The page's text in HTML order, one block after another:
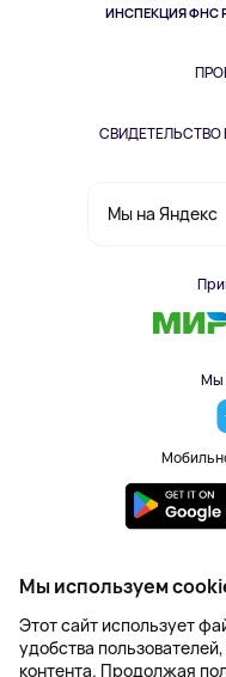
ИНСПЕКЦИЯ ФНС
СВИДЕТЕЛЬСТВО
Мы на Яндекс
Мы
Здоровье питомцев
Одежда и аксессуары
2023-2026 ©
Правила
Мы используем
Этот сайт использует
удобства
контента. Продолжая